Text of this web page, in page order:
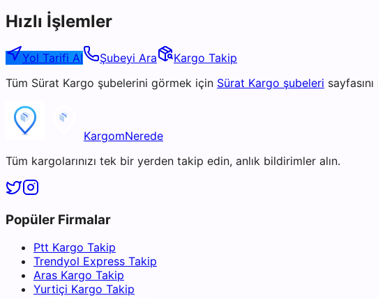
Hızlı İşlemler
Yol Tarifi Al Şubeyi Ara
Kargo Takip
Tüm Sürat Kargo şubelerini görmek için Sürat Kargo şubeleri
KargomNerede
Tüm kargolarınızı tek bir yerden takip edin, anlık bildirimler alın.
Popüler Firmalar
Ptt Kargo Takip
Trendyol Express Takip
Aras Kargo Takip
Yurtiçi Kargo Takip